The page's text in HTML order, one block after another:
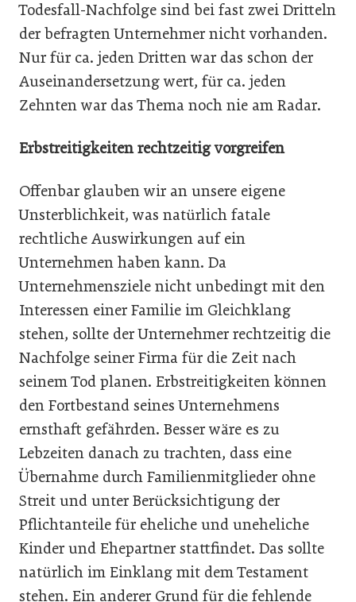
Todesfall-Nachfolge sind bei fast zwei Dritteln
der befragten Unternehmer nicht vorhanden.
Nur für ca. jeden Dritten war das schon der
Auseinandersetzung wert, für ca. jeden
Zehnten war das Thema noch nie am Radar.
Erbstreitigkeiten rechtzeitig vorgreifen
Offenbar glauben wir an unsere eigene
Unsterblichkeit, was natürlich fatale
rechtliche Auswirkungen auf ein
Unternehmen haben kann. Da
Unternehmensziele nicht unbedingt mit den
Interessen einer Familie im Gleichklang
stehen, sollte der Unternehmer rechtzeitig die
Nachfolge seiner Firma für die Zeit nach
seinem Tod planen. Erbstreitigkeiten können
den Fortbestand seines Unternehmens
ernsthaft gefährden. Besser wäre es zu
Lebzeiten danach zu trachten, dass eine
Übernahme durch Familienmitglieder ohne
Streit und unter Berücksichtigung der
Pflichtanteile für eheliche und uneheliche
Kinder und Ehepartner stattfindet. Das sollte
natürlich im Einklang mit dem Testament
stehen. Ein anderer Grund für die fehlende